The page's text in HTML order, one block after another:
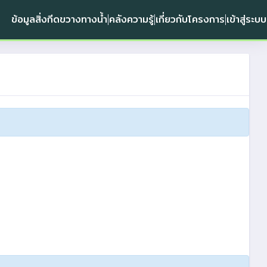
ข้อมูลสิ่งกีดขวางทางน้ำ คลังความรู้เกี่ยวกับโครงการ เข้าสู่ระบบ